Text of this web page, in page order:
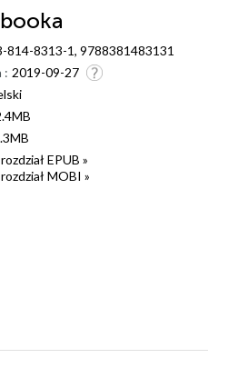
814-8313-1, 9788381483131
: 2019-09-27
EPUB »
MOBI »